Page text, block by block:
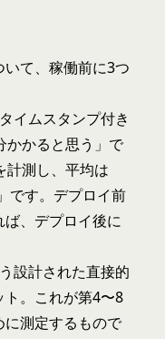
て、稼働前に3つ
イムスタンプ付き
かかると思う」で
計測し、平均は
です。デプロイ前
、デプロイ後に
設計された直接的
。これが第4〜8
測定するもので